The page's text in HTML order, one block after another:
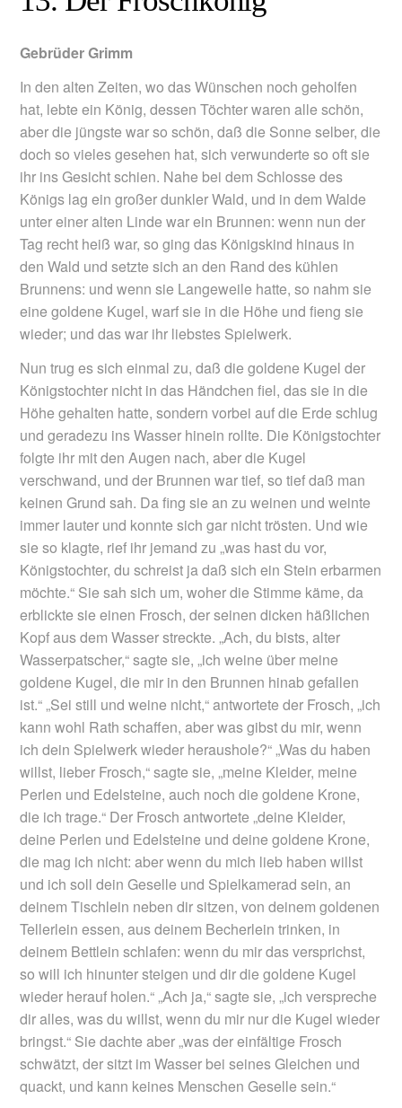
Gebrüder Grimm
In den alten Zeiten, wo das Wünschen noch geholfen
hat, lebte ein König, dessen Töchter waren alle schön,
aber die jüngste war so schön, daß die Sonne selber, die
doch so vieles gesehen hat, sich verwunderte so oft sie
ihr ins Gesicht schien. Nahe bei dem Schlosse des
Königs lag ein großer dunkler Wald, und in dem Walde
unter einer alten Linde war ein Brunnen: wenn nun der
Tag recht heiß war, so ging das Königskind hinaus in
den Wald und setzte sich an den Rand des kühlen
Brunnens: und wenn sie Langeweile hatte, so nahm sie
eine goldene Kugel, warf sie in die Höhe und fieng sie
wieder; und das war ihr liebstes Spielwerk.
Nun trug es sich einmal zu, daß die goldene Kugel der
Königstochter nicht in das Händchen fiel, das sie in die
Höhe gehalten hatte, sondern vorbei auf die Erde schlug
und geradezu ins Wasser hinein rollte. Die Königstochter
folgte ihr mit den Augen nach, aber die Kugel
verschwand, und der Brunnen war tief, so tief daß man
keinen Grund sah. Da fing sie an zu weinen und weinte
immer lauter und konnte sich gar nicht trösten. Und wie
sie so klagte, rief ihr jemand zu „was hast du vor,
Königstochter, du schreist ja daß sich ein Stein erbarmen
möchte.“ Sie sah sich um, woher die Stimme käme, da
erblickte sie einen Frosch, der seinen dicken häßlichen
Kopf aus dem Wasser streckte. „Ach, du bists, alter
Wasserpatscher,“ sagte sie, „ich weine über meine
goldene Kugel, die mir in den Brunnen hinab gefallen
ist.“ „Sei still und weine nicht,“ antwortete der Frosch, „ich
kann wohl Rath schaffen, aber was gibst du mir, wenn
ich dein Spielwerk wieder heraushole?“ „Was du haben
willst, lieber Frosch,“ sagte sie, „meine Kleider, meine
Perlen und Edelsteine, auch noch die goldene Krone,
die ich trage.“ Der Frosch antwortete „deine Kleider,
deine Perlen und Edelsteine und deine goldene Krone,
die mag ich nicht: aber wenn du mich lieb haben willst
und ich soll dein Geselle und Spielkamerad sein, an
deinem Tischlein neben dir sitzen, von deinem goldenen
Tellerlein essen, aus deinem Becherlein trinken, in
deinem Bettlein schlafen: wenn du mir das versprichst,
so will ich hinunter steigen und dir die goldene Kugel
wieder herauf holen.“ „Ach ja,“ sagte sie, „ich verspreche
dir alles, was du willst, wenn du mir nur die Kugel wieder
bringst.“ Sie dachte aber „was der einfältige Frosch
schwätzt, der sitzt im Wasser bei seines Gleichen und
quackt, und kann keines Menschen Geselle sein.“